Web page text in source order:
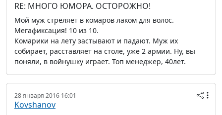
RE: МНОГО ЮМОРА. ОСТОРОЖНО!
Мой муж стреляет в комаров лаком для волос.
Мегафиксация! 10 из 10.
Комарики на лету застывают и падают. Муж их
собирает, расставляет на столе, уже 2 армии. Ну, вы
поняли, в войнушку играет. Топ менеджер, 40лет.
28 января 2016 16:01
Kovshanov